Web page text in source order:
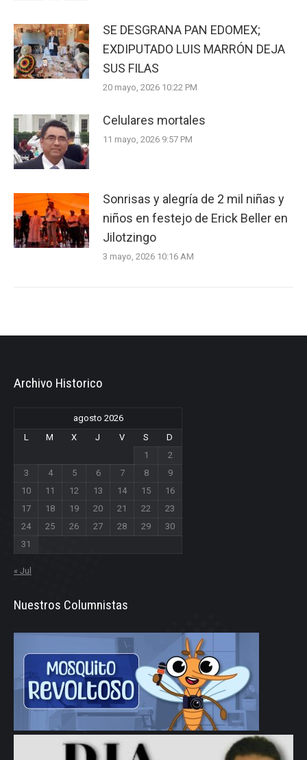
SE DESGRANA PAN EDOMEX;
EXDIPUTADO LUIS MARRÓN DEJA
SUS FILAS
20 mayo, 2026 10:22 PM
Celulares mortales
11 mayo, 2026 9:57 PM
Sonrisas y alegría de 2 mil niñas y
niños en festejo de Erick Beller en
Jilotzingo
3 mayo, 2026 10:16 AM
Archivo Historico
agosto 2026
L
M X J V S
D
1
2
3
4 5 6 7 8
9
10
11 12 13 14 15
16
17
18 19 20 21 22
23
24
25 26 27 28 29
30
31
« Jul
Nuestros Columnistas